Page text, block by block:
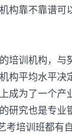
构靠不靠谱可
训机构，与
构平均水平决
成为了一个产
研究也是专业
考培训班都有